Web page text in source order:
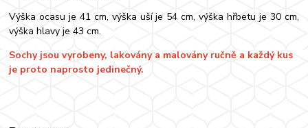
Výška ocasu je 41 cm, výška uší je 54 cm, výška hřbetu je 30 cm,
výška hlavy je 43 cm.
Sochy jsou vyrobeny, lakovány a malovány ručně a každý kus
je proto naprosto jedinečný.